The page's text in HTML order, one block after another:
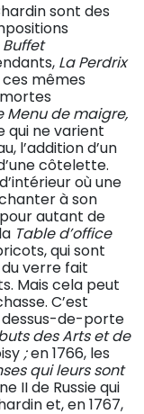
sont des
Buffet
La Perdrix
ces mêmes
Menu de maigre,
qui ne varient
l’addition d’un
côtelette.
où une
à son
autant de
Table d’office
qui sont
verre fait
Mais cela peut
C’est
de-porte
des Arts et de
;en 1766, les
qui leurs sont
II de Russie qui
et, en 1767,